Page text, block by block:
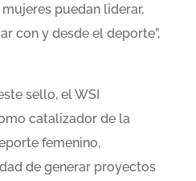
puedan liderar,
con y desde el deporte”,
sello, el WSI
catalizador de la
femenino,
de generar proyectos